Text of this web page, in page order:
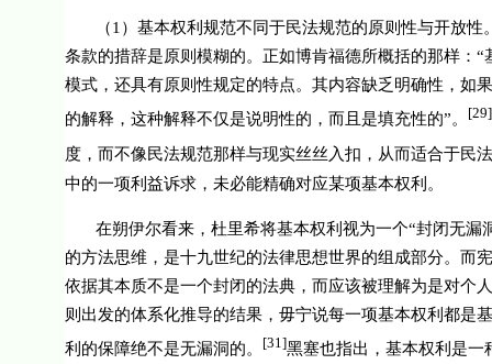
（1 ）基本权利规范不同于民法规范的原则性与开放
条款的措辞是原则模糊的。正如博肯福德所概括的那样：
模式，还具有原则性规定的特点。其内容缺乏明确性，如
的解释，这种解释不仅是说明性的，而且是填充性的”。
[29]
度，而不像民法规范那样与现实丝丝入扣，从而适合于民
中的一项利益诉求，未必能精确对应某项基本权利。
在朔伊尔看来，杜里希将基本权利视为一个“封闭无
的方法思维，是十九世纪的法律思想世界的组成部分。而
依据其本质不是一个封闭的法典，而应该被理解为是对个
则出发的体系化推导的结果，毋宁说每一项基本权利都是
利的保障绝不是无漏洞的。
[31]黑塞也指出，基本权利是一